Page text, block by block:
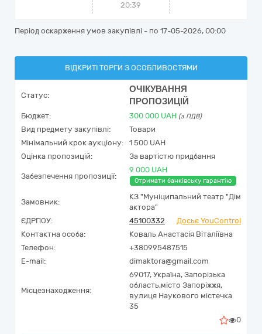
20:39
Період оскарження умов закупівлі - по 17-05-2026, 00:00
ВІДКРИТІ ТОРГИ З ОСОБЛИВОСТЯМИ
Статус:
ОЧІКУВАННЯ
ПРОПОЗИЦІЙ
Бюджет: 300 000 UAH (з ПДВ)
Вид предмету закупівлі:
Товари
Мінімальний крок аукціону:
1 500 UAH
Оцінка пропозицій:
За вартістю придбання
Забезпечення пропозиції:
9 000 UAH
Отримати банківську гарантію
Замовник:
КЗ "Муніципальний театр "Дім
актора"
ЄДРПОУ:
45100332
Досьє YouControl
Контактна особа:
Коваль Анастасія Віталіївна
Телефон:
+380995487515
E-mail:
dimaktora@gmail.com
Місцезнаходження:
69017, Україна, Запорізька
область,місто Запоріжжя,
вулиця Наукового містечка
35
0